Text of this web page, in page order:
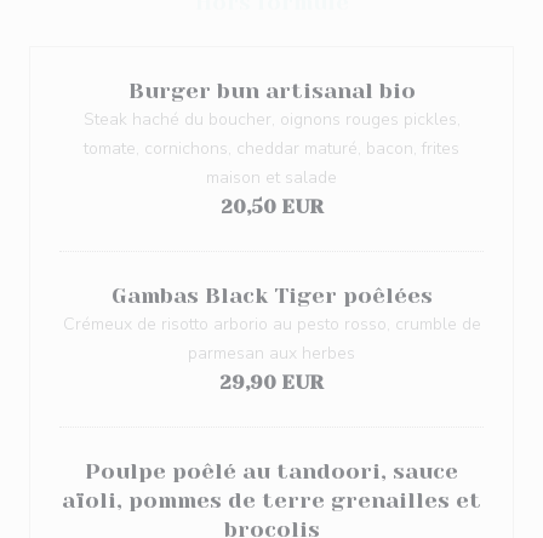
Burger bun artisanal bio
Steak haché du boucher, oignons rouges pickles,
tomate, cornichons, cheddar maturé, bacon, frites
maison et salade
20,50 EUR
Gambas Black Tiger poêlées
Crémeux de risotto arborio au pesto rosso, crumble de
parmesan aux herbes
29,90 EUR
Poulpe poêlé au tandoori, sauce
aïoli, pommes de terre grenailles et
brocolis